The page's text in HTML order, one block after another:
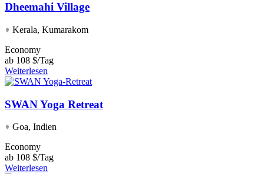
Dheemahi Village
Kerala, Kumarakom
Economy
ab 108 $/Tag
Weiterlesen
SWAN Yoga Retreat
Goa, Indien
Economy
ab 108 $/Tag
Weiterlesen